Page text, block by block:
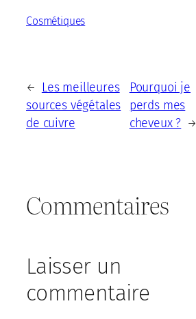
Cosmétiques
←
Les meilleures
sources végétales
de cuivre
Pourquoi je
perds mes
cheveux ? →
Commentaires
Laisser un
commentaire